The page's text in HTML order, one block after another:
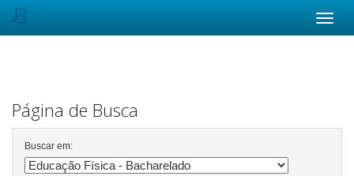
Página de Busca
Buscar em: